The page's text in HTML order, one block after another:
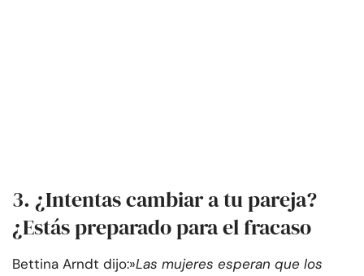
3. ¿Intentas cambiar a tu pareja?
¿Estás preparado para el fracaso
Bettina Arndt dijo:»Las mujeres esperan que los